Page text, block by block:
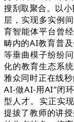
搜刮取聚合。以
层，实现多实例
育智能体平台曾
畴内的AI教育普
等垂曲模子纷纷
化的教育生态系
雅众同时正在线
AI-做AI-用AI”闭
型人才。实正实
提拔了教师的讲